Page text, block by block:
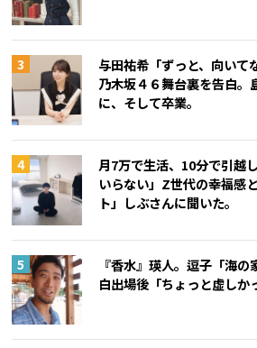
与田祐希「ずっと、向いて
乃木坂４６舞台裏を告白。
に、そして卒業。
月7万で生活、10分で引越
いらない」Z世代の幸福感
ト」しぶさんに聞いた。
『香水』瑛人。逗子「海
白出場後「ちょっと虚しか